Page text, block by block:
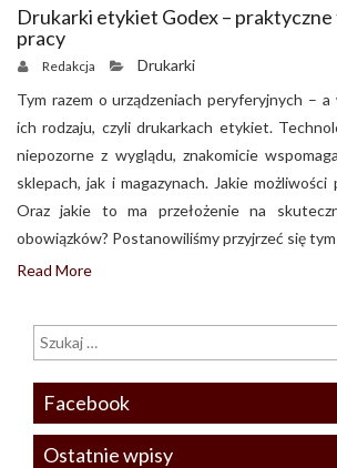
Drukarki etykiet Godex –
pracy
Redakcja
Drukarki
Tym razem o urządzeniach peryferyjnych – a
ich rodzaju, czyli drukarkach etykiet.
niepozorne z wyglądu, znakomicie
sklepach, jak i magazynach. Jakie
Oraz jakie to ma przełożenie na
obowiązków? Postanowiliśmy przyjrzeć się
Read More
Facebook
Ostatnie wpisy